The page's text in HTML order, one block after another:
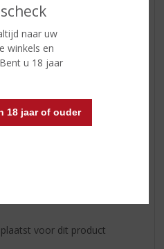
naar uw
winkels en
u 18 jaar
18 jaar of ouder
vol
& Rijk
voor dit product